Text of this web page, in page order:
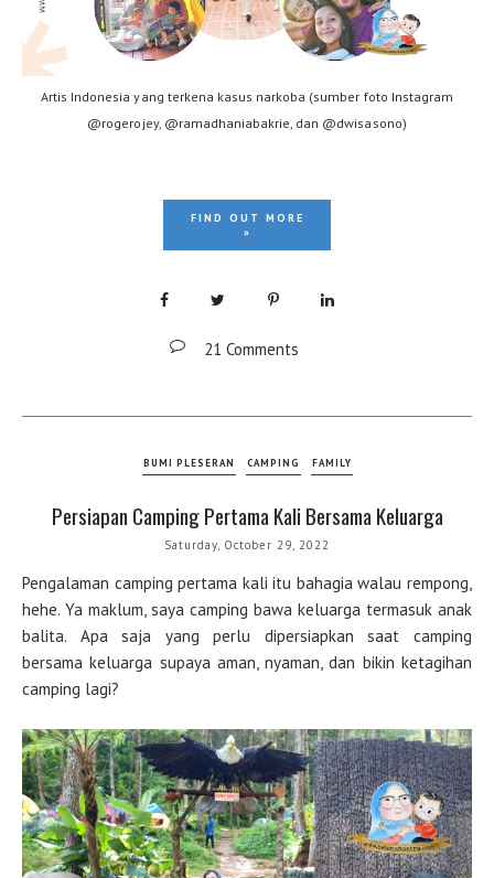
Artis Indonesia yang terkena kasus narkoba (sumber foto Instagram
@rogerojey, @ramadhaniabakrie, dan @dwisasono)
FIND OUT MORE
»
21 Comments
BUMI PLESERAN CAMPING FAMILY
Persiapan Camping Pertama Kali Bersama Keluarga
Saturday, October 29, 2022
Pengalaman camping pertama kali itu bahagia walau rempong,
hehe. Ya maklum, saya camping bawa keluarga termasuk anak
balita. Apa saja yang perlu dipersiapkan saat camping
bersama keluarga supaya aman, nyaman, dan bikin ketagihan
camping lagi?